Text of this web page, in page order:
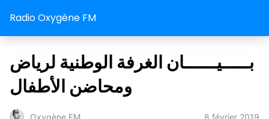
Radio Oxygène FM
بـــــيــــــان الغرفة الوطنية لرياض
ومحاضن الأطفال
Oxygène FM 8 février 2019